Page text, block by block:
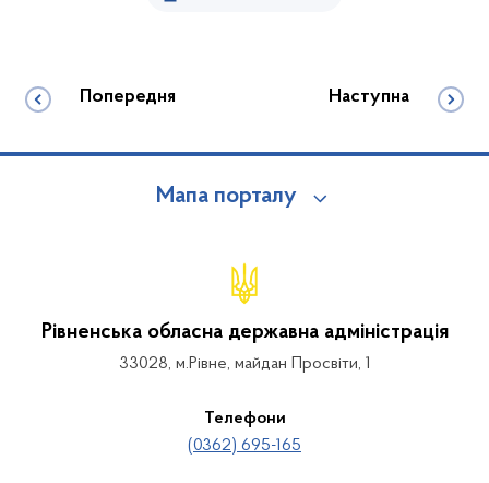
Попередня Наступна
Мапа порталу
Рівненська обласна державна адміністрація
33028, м.Рівне, майдан Просвіти, 1
Телефони
(0362) 695-165